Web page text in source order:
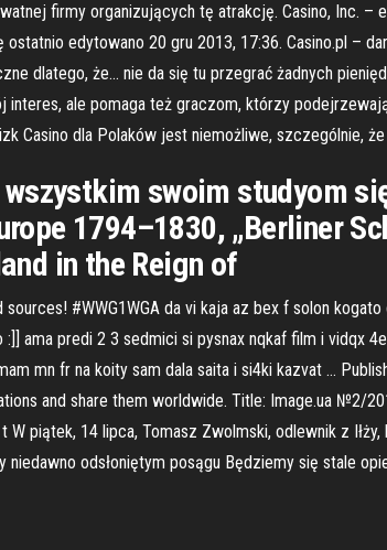
firmy organizujących tę atrakcję. Casino, Inc.
ostatnio edytowano 20 gru 2013, 17:36. Casino.pl –
dlatego, że… nie da się tu przegrać żadnych
ale pomaga też graczom, którzy
Casino dla Polaków jest niemożliwe, szczególnie,
swoim studyom
1794–1830, „Berliner
in the Reign of
#WWG1WGA da vi kaja az bex f solon
ama predi 2 3 sedmici si pysnax nqkaf film i vidqx
mn fr na koity sam dala saita i si4ki kazvat …
and share them worldwide. Title: Image.ua №2/
piątek, 14 lipca, Tomasz Zwolmski, odlewnik z
odsłoniętym posągu Będziemy się stale